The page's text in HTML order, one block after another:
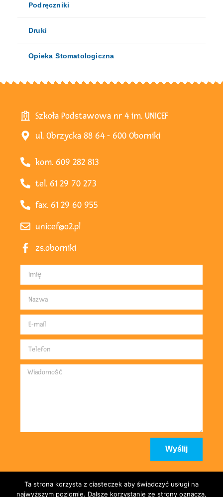
Podręczniki
Druki
Opieka Stomatologiczna
Szkoła Podstawowa nr 4 im. UNICEF
ul. Obrzycka 88 64 - 600 Oborniki
kom. 609 282 813
tel. 61 29 70 273
fax. 61 29 60 955
unicef@o2.pl
zs.oborniki
Wyślij
Ta strona korzysta z ciasteczek aby świadczyć usługi na
najwyższym poziomie. Dalsze korzystanie ze strony oznacza,